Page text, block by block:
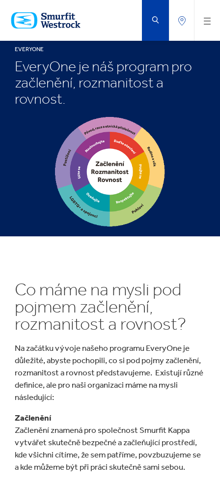
NA
HLAVNÍ
OBSAH
EVERYONE
EveryOne je náš program pro
začlenění, rozmanitost a
rovnost.
Co máme na mysli pod
pojmem začlenění,
rozmanitost a rovnost?
Na začátku vývoje našeho programu EveryOne je
důležité, abyste pochopili, co si pod pojmy začlenění,
rozmanitost a rovnost představujeme. Existují různé
definice, ale pro naši organizaci máme na mysli
následující:
Začlenění
Začlenění znamená pro společnost Smurfit Kappa
vytvářet skutečně bezpečné a začleňující prostředí,
kde všichni cítíme, že sem patříme, povzbuzujeme se
a kde můžeme být při práci skutečně sami sebou.